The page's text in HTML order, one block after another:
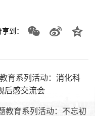
到：
育系列活动：消化科
后感交流会
教育系列活动：不忘初